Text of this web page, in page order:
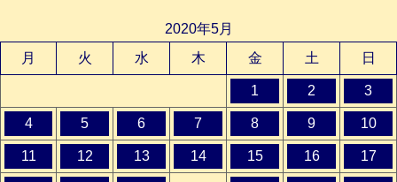
2020年5月
月
火 水 木 金 土 日
1 2 3
4 5 6 7 8 9 10
11 12 13 14 15 16 17